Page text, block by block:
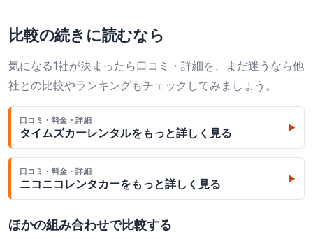
比較の続きに読むなら
気になる1社が決まったら口コミ・詳細を、まだ迷うなら他
社との比較やランキングもチェックしてみましょう。
口コミ・料金・詳細
タイムズカーレンタルをもっと詳しく見る ▶
口コミ・料金・詳細
ニコニコレンタカーをもっと詳しく見る ▶
ほかの組み合わせで比較する